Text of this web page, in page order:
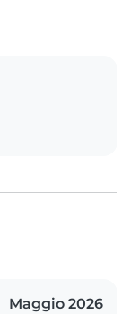
Maggio 2026